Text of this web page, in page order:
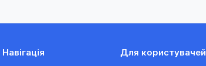
Навігація Для користувачей